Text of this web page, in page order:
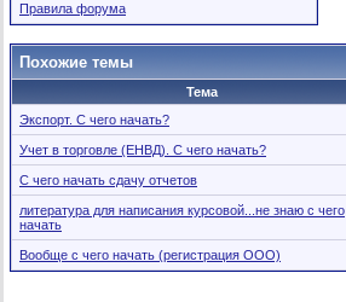
Правила форума
Похожие темы
Тема
Экспорт. С чего начать?
Учет в торговле (ЕНВД). С чего начать?
С чего начать сдачу отчетов
литература для написания курсовой...не знаю с чего
начать
Вообще с чего начать (регистрация ООО)